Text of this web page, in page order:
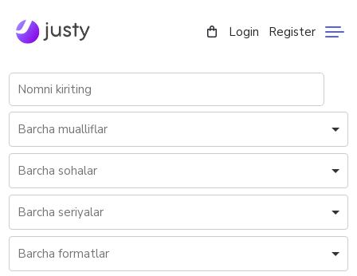
Login Register